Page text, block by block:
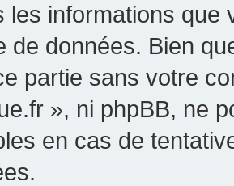
les informations
de données. Bien
partie sans votre
», ni phpBB, ne
en cas de